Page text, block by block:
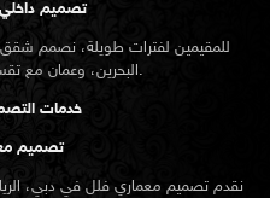
تصميم
للمقيمين لفترات طويلة، نصمم شقق
البحرين، وعمان مع تقسيم مرن وخامات مريحة.
خدمات
تصميم
نقدمتصميم معماري فلل في دبي،